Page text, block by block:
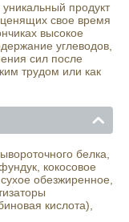
продукт
свое время
высокое
углеводов,
сил после
трудом или как
белка,
кокосовое
обезжиренное,
кислота),